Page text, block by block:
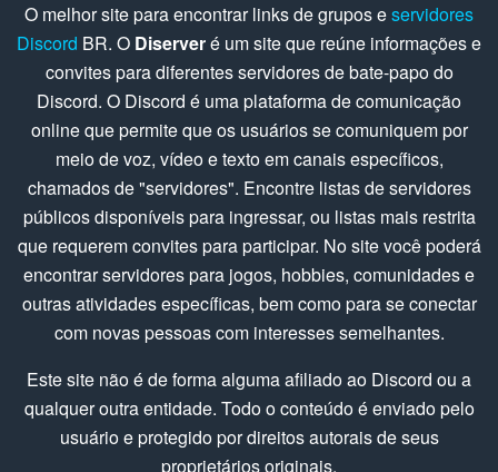
O melhor site para encontrar links de grupos eservidores
Discord BR. O Diserveré um site que reúne informações e
convites para diferentes servidores de bate-papo do
Discord. O Discord é uma plataforma de comunicação
online que permite que os usuários se comuniquem por
meio de voz, vídeo e texto em canais específicos,
chamados de "servidores". Encontre listas de servidores
públicos disponíveis para ingressar, ou listas mais restrita
que requerem convites para participar. No site você poderá
encontrar servidores para jogos, hobbies, comunidades e
outras atividades específicas, bem como para se conectar
com novas pessoas com interesses semelhantes.
Este site não é de forma alguma afiliado ao Discord ou a
qualquer outra entidade. Todo o conteúdo é enviado pelo
usuário e protegido por direitos autorais de seus
proprietários originais.